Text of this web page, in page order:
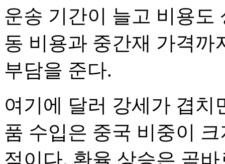
운송 기간이 늘고 비용도
동 비용과 중간재 가격까
부담을 준다.
여기에 달러 강세가 겹치
품 수입은 중국 비중이
적이다. 환율 상승은 곧